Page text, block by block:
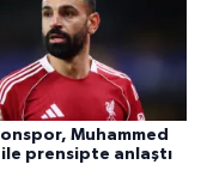
Muhammed
prensipte anlaştı